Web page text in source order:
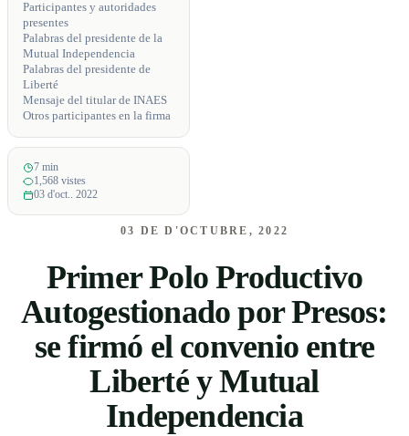
Participantes y autoridades
presentes
Palabras del presidente de la
Mutual Independencia
Palabras del presidente de
Liberté
Mensaje del titular de INAES
Otros participantes en la firma
7 min
1,568 vistes
03 d'oct.. 2022
03 DE D'OCTUBRE, 2022
Primer Polo Productivo
Autogestionado por Presos:
se firmó el convenio entre
Liberté y Mutual
Independencia